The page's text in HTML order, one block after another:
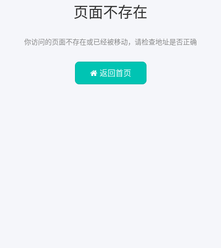
页面不存在
你访问的页面不存在或已经被移动，请检查地址是否正确
返回首页